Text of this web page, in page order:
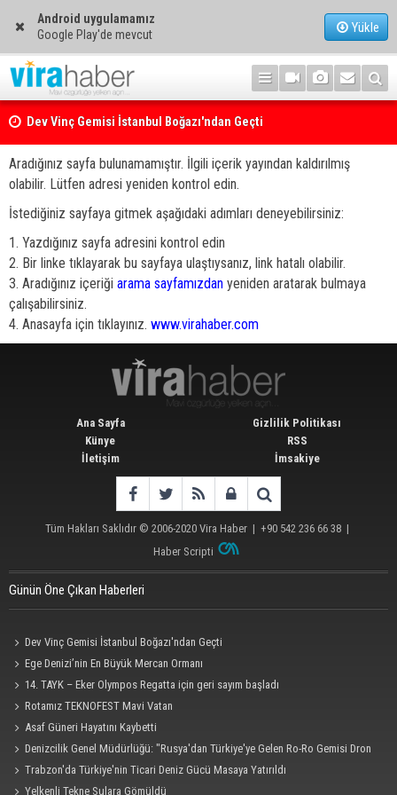
Android uygulamamız
Google Play'de mevcut
Yükle
Dev Vinç Gemisi İstanbul Boğazı'ndan Geçti
Aradığınız sayfa bulunamamıştır. İlgili içerik yayından kaldırılmış
olabilir. Lütfen adresi yeniden kontrol edin.
İstediğiniz sayfaya gitmek aşağıdaki adımları deneyebilirsiniz:
1. Yazdığınız sayfa adresini kontrol edin
2. Bir linke tıklayarak bu sayfaya ulaştıysanız, link hatalı olabilir.
3. Aradığınız içeriği arama sayfamızdan yeniden aratarak bulmaya
çalışabilirsiniz.
4. Anasayfa için tıklayınız. www.virahaber.com
Ana Sayfa
Künye
İletişim
Gizlilik Politikası
RSS
İmsakiye
Tüm Hakları Saklıdır © 2006-2020 Vira Haber | +90 542 236 66 38 |
Haber Scripti
Günün Öne Çıkan Haberleri
Dev Vinç Gemisi İstanbul Boğazı'ndan Geçti
Ege Denizi’nin En Büyük Mercan Ormanı
14. TAYK – Eker Olympos Regatta için geri sayım başladı
Rotamız TEKNOFEST Mavi Vatan
Asaf Güneri Hayatını Kaybetti
Denizcilik Genel Müdürlüğü: "Rusya'dan Türkiye'ye Gelen Ro-Ro Gemisi Dron
Saldırısına Uğradı"
Trabzon'da Türkiye'nin Ticari Deniz Gücü Masaya Yatırıldı
Yelkenli Tekne Sulara Gömüldü